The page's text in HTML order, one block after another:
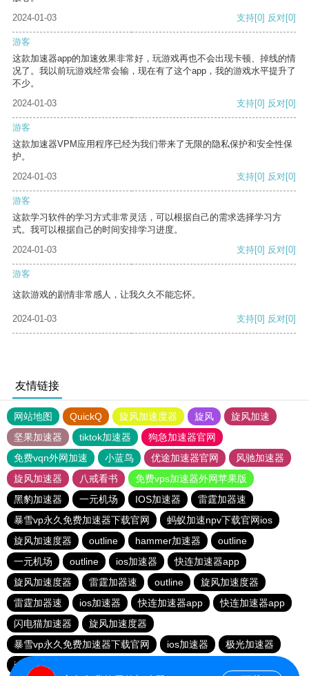
2024-01-03
支持[0] 反对[0]
游客
这款加速器app的加速效果非常好，玩游戏再也不会出现卡顿、掉线的情
况了。我以前玩游戏经常会输，现在有了这个app，我的游戏水平提升了
不少。
2024-01-03
支持[0] 反对[0]
游客
这款加速器VPM应用程序已经为我们带来了无限的隐私保护和安全性保
护。
2024-01-03
支持[0] 反对[0]
游客
这款学习软件的学习方式非常灵活，可以根据自己的需求选择学习方
式。我可以根据自己的时间安排学习进度。
2024-01-03
支持[0] 反对[0]
游客
这款游戏的剧情非常感人，让我久久不能忘怀。
2024-01-03 支持[0] 反对[0]
友情链接
网站地图 QuickQ 旋风加速度器 旋风
旋风加速
坚果加速器
tiktok加速器
狗急加速器官网
免费vqn外网加速
小蓝鸟 优途加速器官网
风驰加速器
旋风加速器
八戒看书
免费vps加速器外网苹果版
黑豹加速器
一元机场 IOS加速器
雷霆加器速
暴雪vp永久免费加速器下载官网
蚂蚁加速npv下载官网ios
旋风加速度器
outline hammer加速器
outline
一元机场
outline ios加速器
快连加速器app
旋风加速度器
雷霆加器速 outline
旋风加速度器
雷霆加器速
ios加速器 快连加速器app
快连加速器app
闪电猫加速器
旋风加速度器
暴雪vp永久免费加速器下载官网
ios加速器
极光加速器
ios加速器